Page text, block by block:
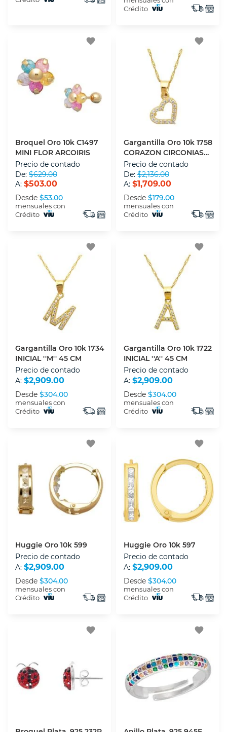
Crédito
favorite
Broquel Oro 10k C1497
MINI FLOR ARCOIRIS
Precio de contado
De: $629.00
A: $503.00
Desde $53.00
mensuales con
Crédito
favorite
Gargantilla Oro 10k 1758
CORAZON CIRCONIAS
45 CM
Precio de contado
De: $2,136.00
A: $1,709.00
Desde $179.00
mensuales con
Crédito
favorite
Gargantilla Oro 10k 1734
INICIAL ''M'' 45 CM
Precio de contado
A: $2,909.00
Desde $304.00
mensuales con
Crédito
favorite
Gargantilla Oro 10k 1722
INICIAL ''A'' 45 CM
Precio de contado
A: $2,909.00
Desde $304.00
mensuales con
Crédito
favorite
Huggie Oro 10k 599
Precio de contado
A: $2,909.00
Desde $304.00
mensuales con
Crédito
favorite
Huggie Oro 10k 597
Precio de contado
A: $2,909.00
Desde $304.00
mensuales con
Crédito
favorite favorite